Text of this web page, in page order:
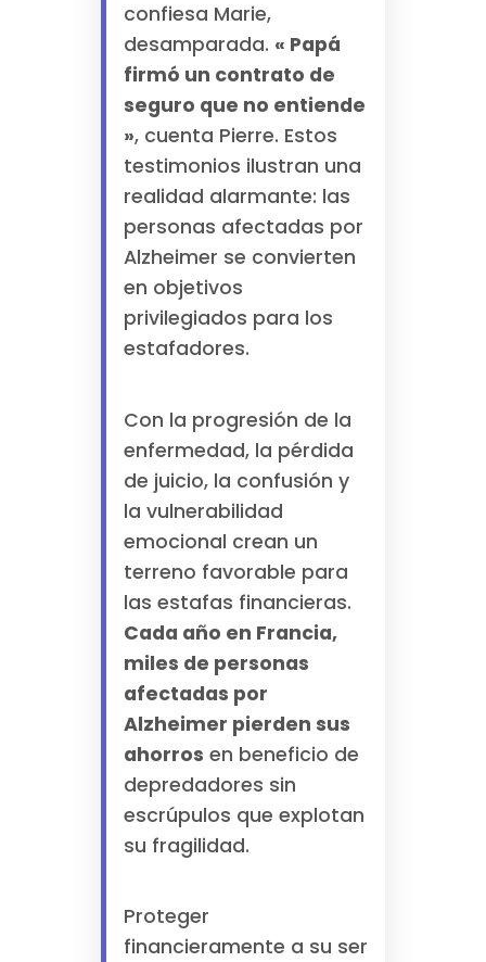
confiesa Marie,
desamparada. « Papá
firmó un contrato de
seguro que no entiende
», cuenta Pierre. Estos
testimonios ilustran una
realidad alarmante: las
personas afectadas por
Alzheimer se convierten
en objetivos
privilegiados para los
estafadores.
Con la progresión de la
enfermedad, la pérdida
de juicio, la confusión y
la vulnerabilidad
emocional crean un
terreno favorable para
las estafas financieras.
Cada año en Francia,
miles de personas
afectadas por
Alzheimer pierden sus
ahorros en beneficio de
depredadores sin
escrúpulos que explotan
su fragilidad.
Proteger
financieramente a su ser